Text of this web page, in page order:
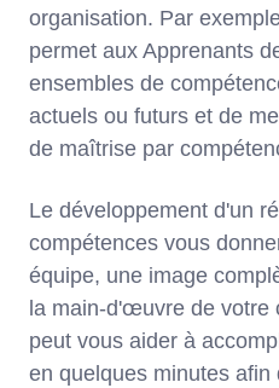
organisation. Par
permet aux Apprenants
ensembles de
actuels ou futurs et de
de maîtrise par
Le développement d'un
compétences vous
équipe, une image
la main-d'œuvre de votre
peut vous aider à
en quelques minutes afin